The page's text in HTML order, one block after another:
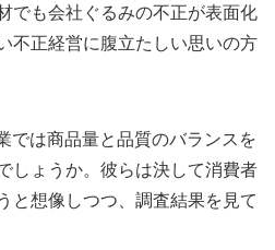
でも会社ぐるみの不正が表面化
不正経営に腹立たしい思いの方
では商品量と品質のバランスを
しょうか。彼らは決して消費者
と想像しつつ、調査結果を見て